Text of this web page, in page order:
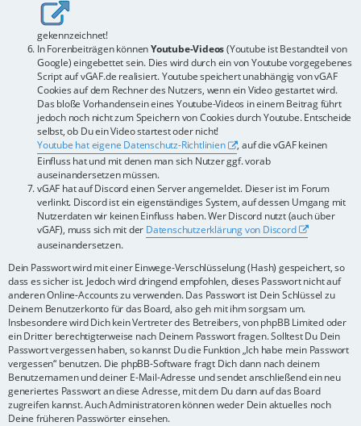
gekennzeichnet!
In Forenbeiträgen könnenYoutube-Videos(Youtube ist Bestandteil von
Google) eingebettet sein. Dies wird durch ein von Youtube vorgegebenes
Script auf vGAF.de realisiert. Youtube speichert unabhängig von vGAF
Cookies auf dem Rechner des Nutzers, wenn ein Video gestartet wird.
Das bloße Vorhandensein eines Youtube-Videos in einem Beitrag führt
jedoch noch nicht zum Speichern von Cookies durch Youtube. Entscheide
selbst, ob Du ein Video startest oder nicht!
Youtube hat eigene Datenschutz-Richtlinien
, auf die vGAF keinen
Einfluss hat und mit denen man sich Nutzer ggf. vorab
auseinandersetzen müssen.
vGAF hat auf Discord einen Server angemeldet. Dieser ist im Forum
verlinkt. Discord ist ein eigenständiges System, auf dessen Umgang mit
Nutzerdaten wir keinen Einfluss haben. Wer Discord nutzt (auch über
vGAF), muss sich mit der Datenschutzerklärung von Discord
auseinandersetzen.
Dein Passwort wird mit einer Einwege-Verschlüsselung (Hash) gespeichert, so
dass es sicher ist. Jedoch wird dringend empfohlen, dieses Passwort nicht auf
anderen Online-Accounts zu verwenden. Das Passwort ist Dein Schlüssel zu
Deinem Benutzerkonto für das Board, also geh mit ihm sorgsam um.
Insbesondere wird Dich kein Vertreter des Betreibers, von phpBB Limited oder
ein Dritter berechtigterweise nach Deinem Passwort fragen. Solltest Du Dein
Passwort vergessen haben, so kannst Du die Funktion „Ich habe mein Passwort
vergessen“ benutzen. Die phpBB-Software fragt Dich dann nach deinem
Benutzernamen und deiner E-Mail-Adresse und sendet anschließend ein neu
generiertes Passwort an diese Adresse, mit dem Du dann auf das Board
zugreifen kannst. Auch Administratoren können weder Dein aktuelles noch
Deine früheren Passwörter einsehen.